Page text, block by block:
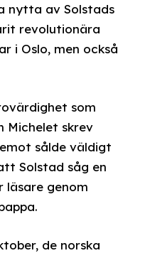
nytta av Solstads
revolutionära
i Oslo, men också
som
skrev
sålde väldigt
Solstad såg en
genom
de norska